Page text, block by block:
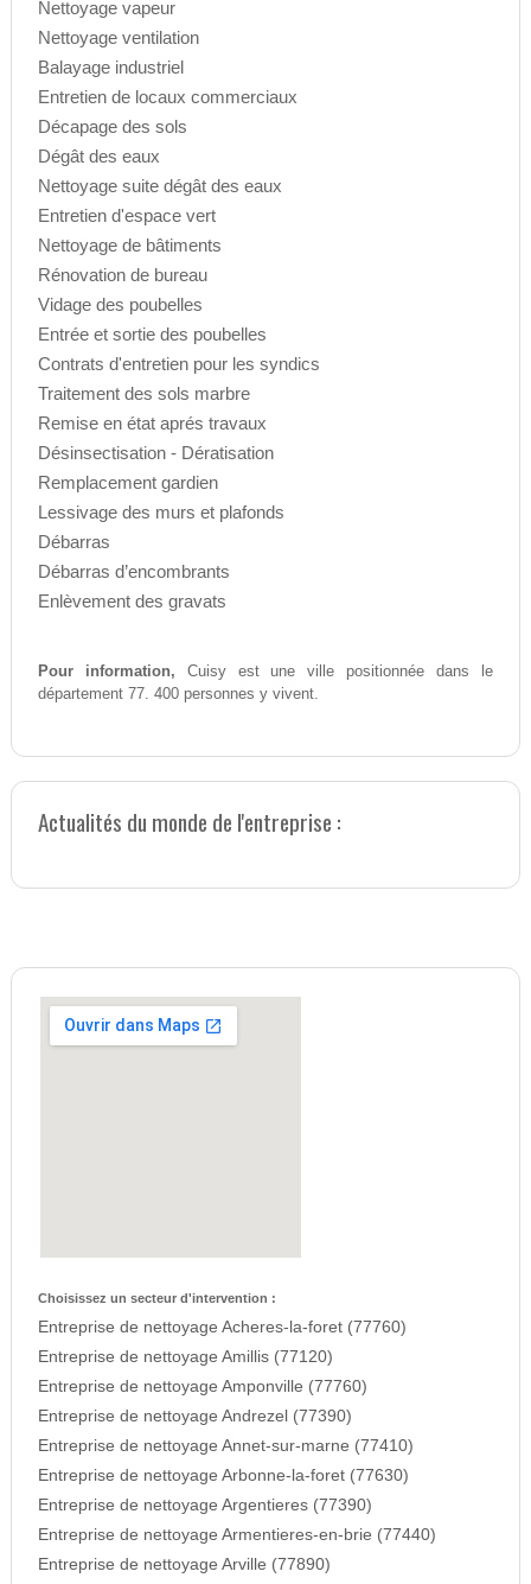
Nettoyage vapeur
Nettoyage ventilation
Balayage industriel
Entretien de locaux commerciaux
Décapage des sols
Dégât des eaux
Nettoyage suite dégât des eaux
Entretien d'espace vert
Nettoyage de bâtiments
Rénovation de bureau
Vidage des poubelles
Entrée et sortie des poubelles
Contrats d'entretien pour les syndics
Traitement des sols marbre
Remise en état aprés travaux
Désinsectisation - Dératisation
Remplacement gardien
Lessivage des murs et plafonds
Débarras
Débarras d’encombrants
Enlèvement des gravats
Pour information, Cuisy est une ville positionnée dans le
département 77. 400 personnes y vivent.
Actualités du monde de l'entreprise :
Choisissez un secteur d'intervention :
Entreprise de nettoyage Acheres-la-foret (77760)
Entreprise de nettoyage Amillis (77120)
Entreprise de nettoyage Amponville (77760)
Entreprise de nettoyage Andrezel (77390)
Entreprise de nettoyage Annet-sur-marne (77410)
Entreprise de nettoyage Arbonne-la-foret (77630)
Entreprise de nettoyage Argentieres (77390)
Entreprise de nettoyage Armentieres-en-brie (77440)
Entreprise de nettoyage Arville (77890)